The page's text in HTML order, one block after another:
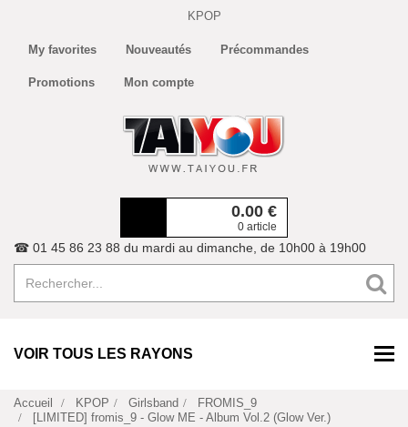
KPOP
My favorites Nouveautés Précommandes
Promotions Mon compte
0.00 €
0 article
☎ 01 45 86 23 88 du mardi au dimanche, de 10h00 à 19h00
VOIR TOUS LES RAYONS
Accueil KPOP Girlsband
FROMIS_9
[LIMITED] fromis_9 - Glow ME - Album Vol.2 (Glow Ver.)